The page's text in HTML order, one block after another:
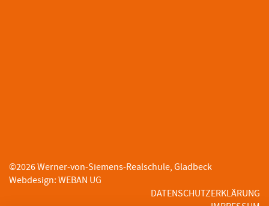
©2026Werner-von-Siemens-Realschule, Gladbeck
Webdesign: WEBAN UG
DATENSCHUTZERKLÄRUNG